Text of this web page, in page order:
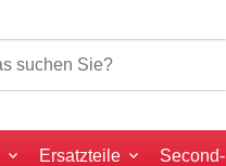
Ersatzteile